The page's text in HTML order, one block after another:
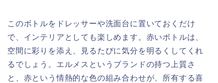
このボトルをドレッサーや洗面台に置いておくだけ
で、インテリアとしても楽しめます。赤いボトルは、
空間に彩りを添え、見るたびに気分を明るくしてくれ
るでしょう。エルメスというブランドの持つ上質さ
と、赤という情熱的な色の組み合わせが、所有する喜